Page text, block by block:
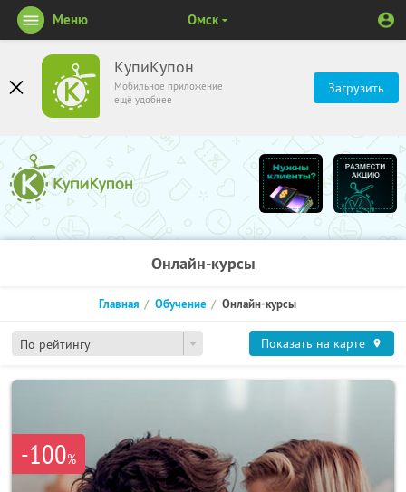
КупиКупон
Мобильное приложение
ещё удобнее
Загрузить
Меню Омск
Онлайн-курсы
По рейтингу
Главная Обучение Онлайн-курсы
Показать на карте
-100%